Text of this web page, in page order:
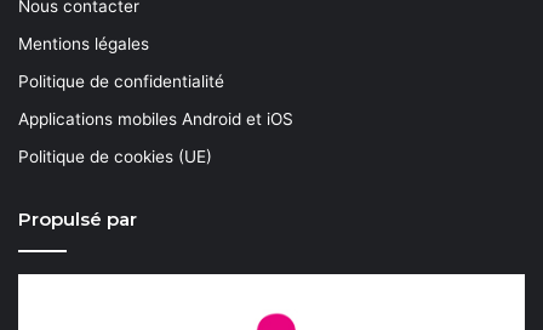
Nous contacter
Mentions légales
Politique de confidentialité
Applications mobiles Android et iOS
Politique de cookies (UE)
Propulsé par